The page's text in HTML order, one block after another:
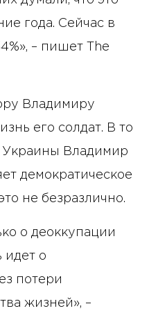
года. Сейчас в
– пишет The
Владимиру
его солдат. В то
Владимир
демократическое
не безразлично.
о деоккупации
идет о
потери
жизней», –